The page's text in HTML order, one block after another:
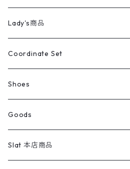
コート
ナイロンジャケット
セーター・カーディガン
ミリタリーパンツ
スラックス
アウター
トップス
キッズ
アウター
トップス
ライフスタイル雑貨
ラグ・ブランケット
ブランド
ラルフローレン
リーバイス
Shirts
Ladies
Sweater
Goods
Military
スウィングトップ
アウトドアナイロンジャケット
スポーツナイロンジャケット
ワークジャケット
テーラードジャケット
ブランドシャツ
ストライプシャツ
半袖シャツ
ポロシャツ
スウェット・パーカ
プリントスウェット
ロゴスウェット
ベスト
セーター・カーディガン
501,505
バギーズデニム
ミリタリーパンツ
チノパンツ
イージーパンツ
スラックス
ワークパンツ
Vintage
Tops
Pants
Tops
Pants
Lady's商品
Tシャツ
ブラウス／シャツ／デザイントップス
長袖
半袖
ベスト／キャミソール
スウェット
Coordinate Set
Shoes
22cm以下
22.5cm
Goods
バンダナ
Slat 本店商品